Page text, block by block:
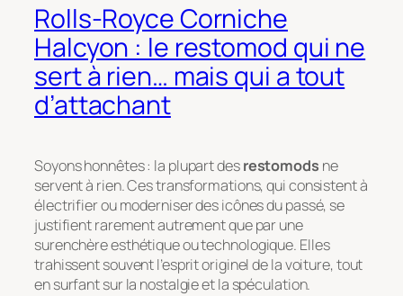
Rolls-Royce Corniche
Halcyon : le restomod qui ne
sert à rien… mais qui a tout
d’attachant
Soyons honnêtes : la plupart desrestomods ne
servent à rien. Ces transformations, qui consistent à
électrifier ou moderniser des icônes du passé, se
justifient rarement autrement que par une
surenchère esthétique ou technologique. Elles
trahissent souvent l’esprit originel de la voiture, tout
en surfant sur la nostalgie et la spéculation.